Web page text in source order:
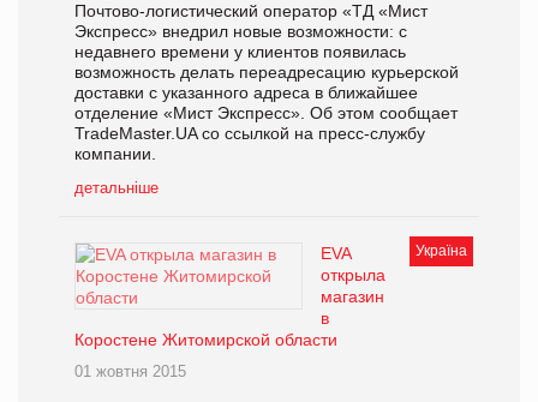
Почтово-логистический оператор «ТД «Мист
Экспресс» внедрил новые возможности: с
недавнего времени у клиентов появилась
возможность делать переадресацию курьерской
доставки с указанного адреса в ближайшее
отделение «Мист Экспресс». Об этом сообщает
TradeMaster.UA со ссылкой на пресс-службу
компании.
детальніше
Україна
EVA
открыла
магазин
в
Коростене Житомирской области
01 жовтня 2015